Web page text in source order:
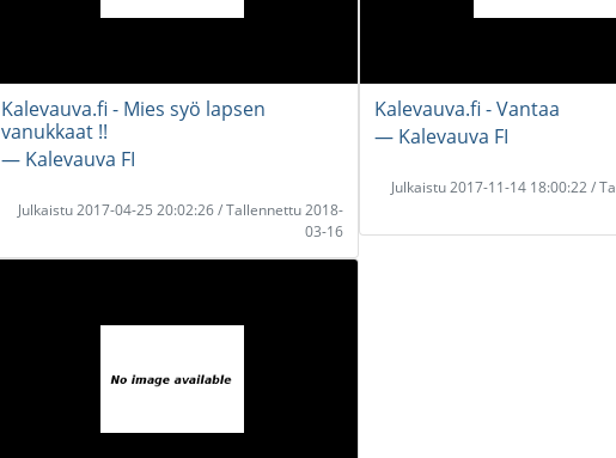
Kalevauva.fi - Mies syö lapsen
vanukkaat !!
― Kalevauva FI
Julkaistu 2017-04-25 20:02:26 / Tallennettu 2018-
03-16
Kalevauva.fi - Vantaa
― Kalevauva FI
Julkaistu 2017-11-14 18:00:22 /